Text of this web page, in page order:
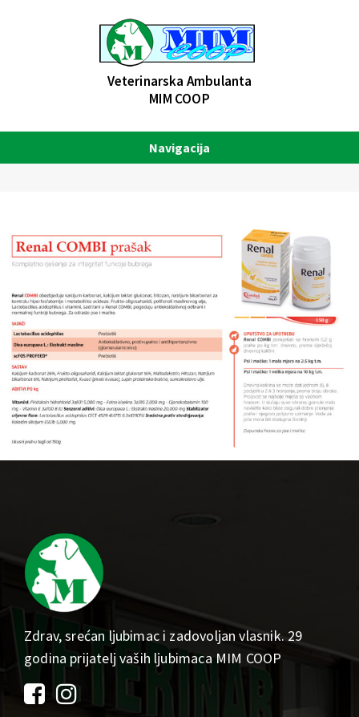
Veterinarska Ambulanta
MIM COOP
Navigacija
Zdrav, srećan ljubimac i zadovoljan vlasnik. 29
godina prijatelj vaših ljubimaca MIM COOP